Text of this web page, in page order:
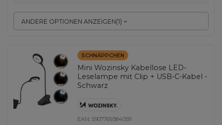
ANDERE OPTIONEN ANZEIGEN(1)
SCHNÄPPCHEN
Mini Wozinsky Kabellose LED-
Leselampe mit Clip + USB-C-Kabel -
Schwarz
EAN: 5907769384059